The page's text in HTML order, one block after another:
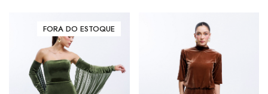
FORA DO ESTOQUE